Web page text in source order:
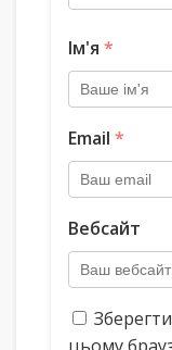
Ім'я *
Email *
Вебсайт